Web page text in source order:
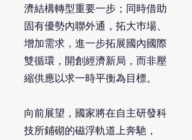
濟結構轉型重要一步；同時借助
固有優勢內聯外通，拓大巿場、
增加需求，進一步拓展國內國際
雙循環，開創經濟新局，而非壓
縮供應以求一時平衡為目標。
向前展望，國家將在自主研發科
技所鋪砌的磁浮軌道上奔馳，